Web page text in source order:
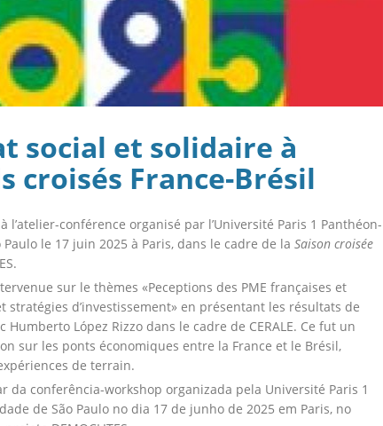
social et solidaire à
croisés France-Brésil
l’atelier-conférence organisé par l’Université Paris 1 Panthéon-
le 17 juin 2025 à Paris, dans le cadre de la Saison croisée
sur le thèmes «Peceptions des PME françaises et
d’investissement» en présentant les résultats de
López Rizzo dans le cadre de CERALE. Ce fut un
sur les ponts économiques entre la France et le Brésil,
de terrain.
da conferência-workshop organizada pela Université Paris 1
de São Paulo no dia 17 de junho de 2025 em Paris, no